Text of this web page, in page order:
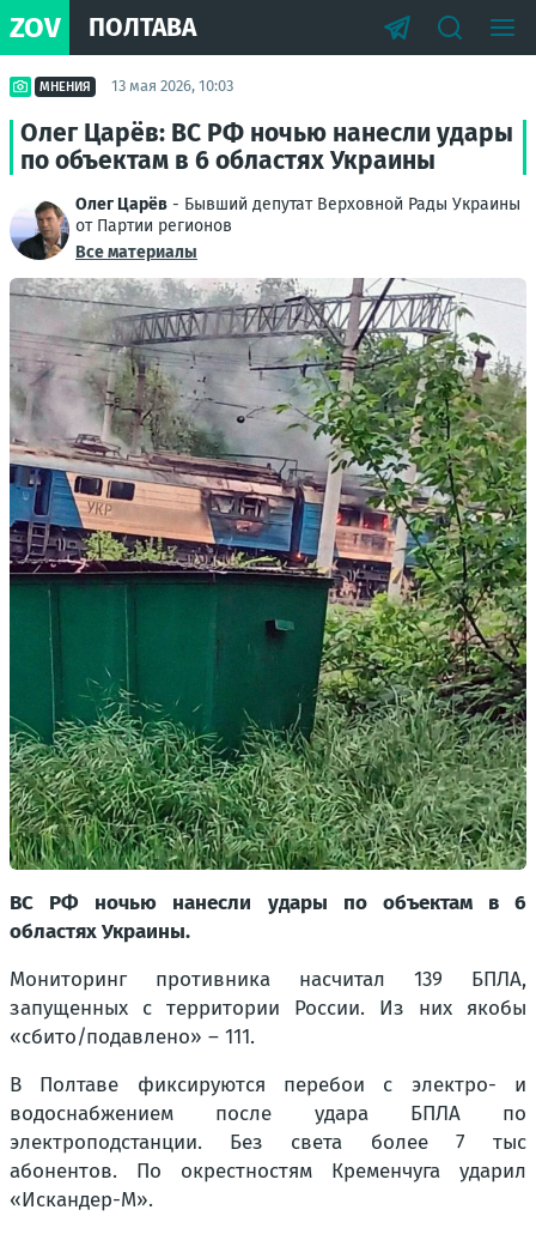
ZOV ПОЛТАВА
МНЕНИЯ 13 мая 2026, 10:03
Олег Царёв: ВС РФ ночью нанесли удары
по объектам в 6 областях Украины
Олег Царёв - Бывший депутат Верховной Рады Украины
от Партии регионов
Все материалы
ВС РФ ночью нанесли удары по объектам в 6
областях Украины.
Мониторинг противника насчитал 139 БПЛА,
запущенных с территории России. Из них якобы
«сбито/подавлено» – 111.
В Полтаве фиксируются перебои с электро- и
водоснабжением после удара БПЛА по
электроподстанции. Без света более 7 тыс
абонентов. По окрестностям Кременчуга ударил
«Искандер-М».